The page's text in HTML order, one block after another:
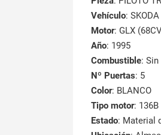
Vehículo:
Motor: GLX
Año: 1995
Combustible:
Nº Puertas: 5
Color: BLANCO
Tipo motor: 136B
Estado: Material